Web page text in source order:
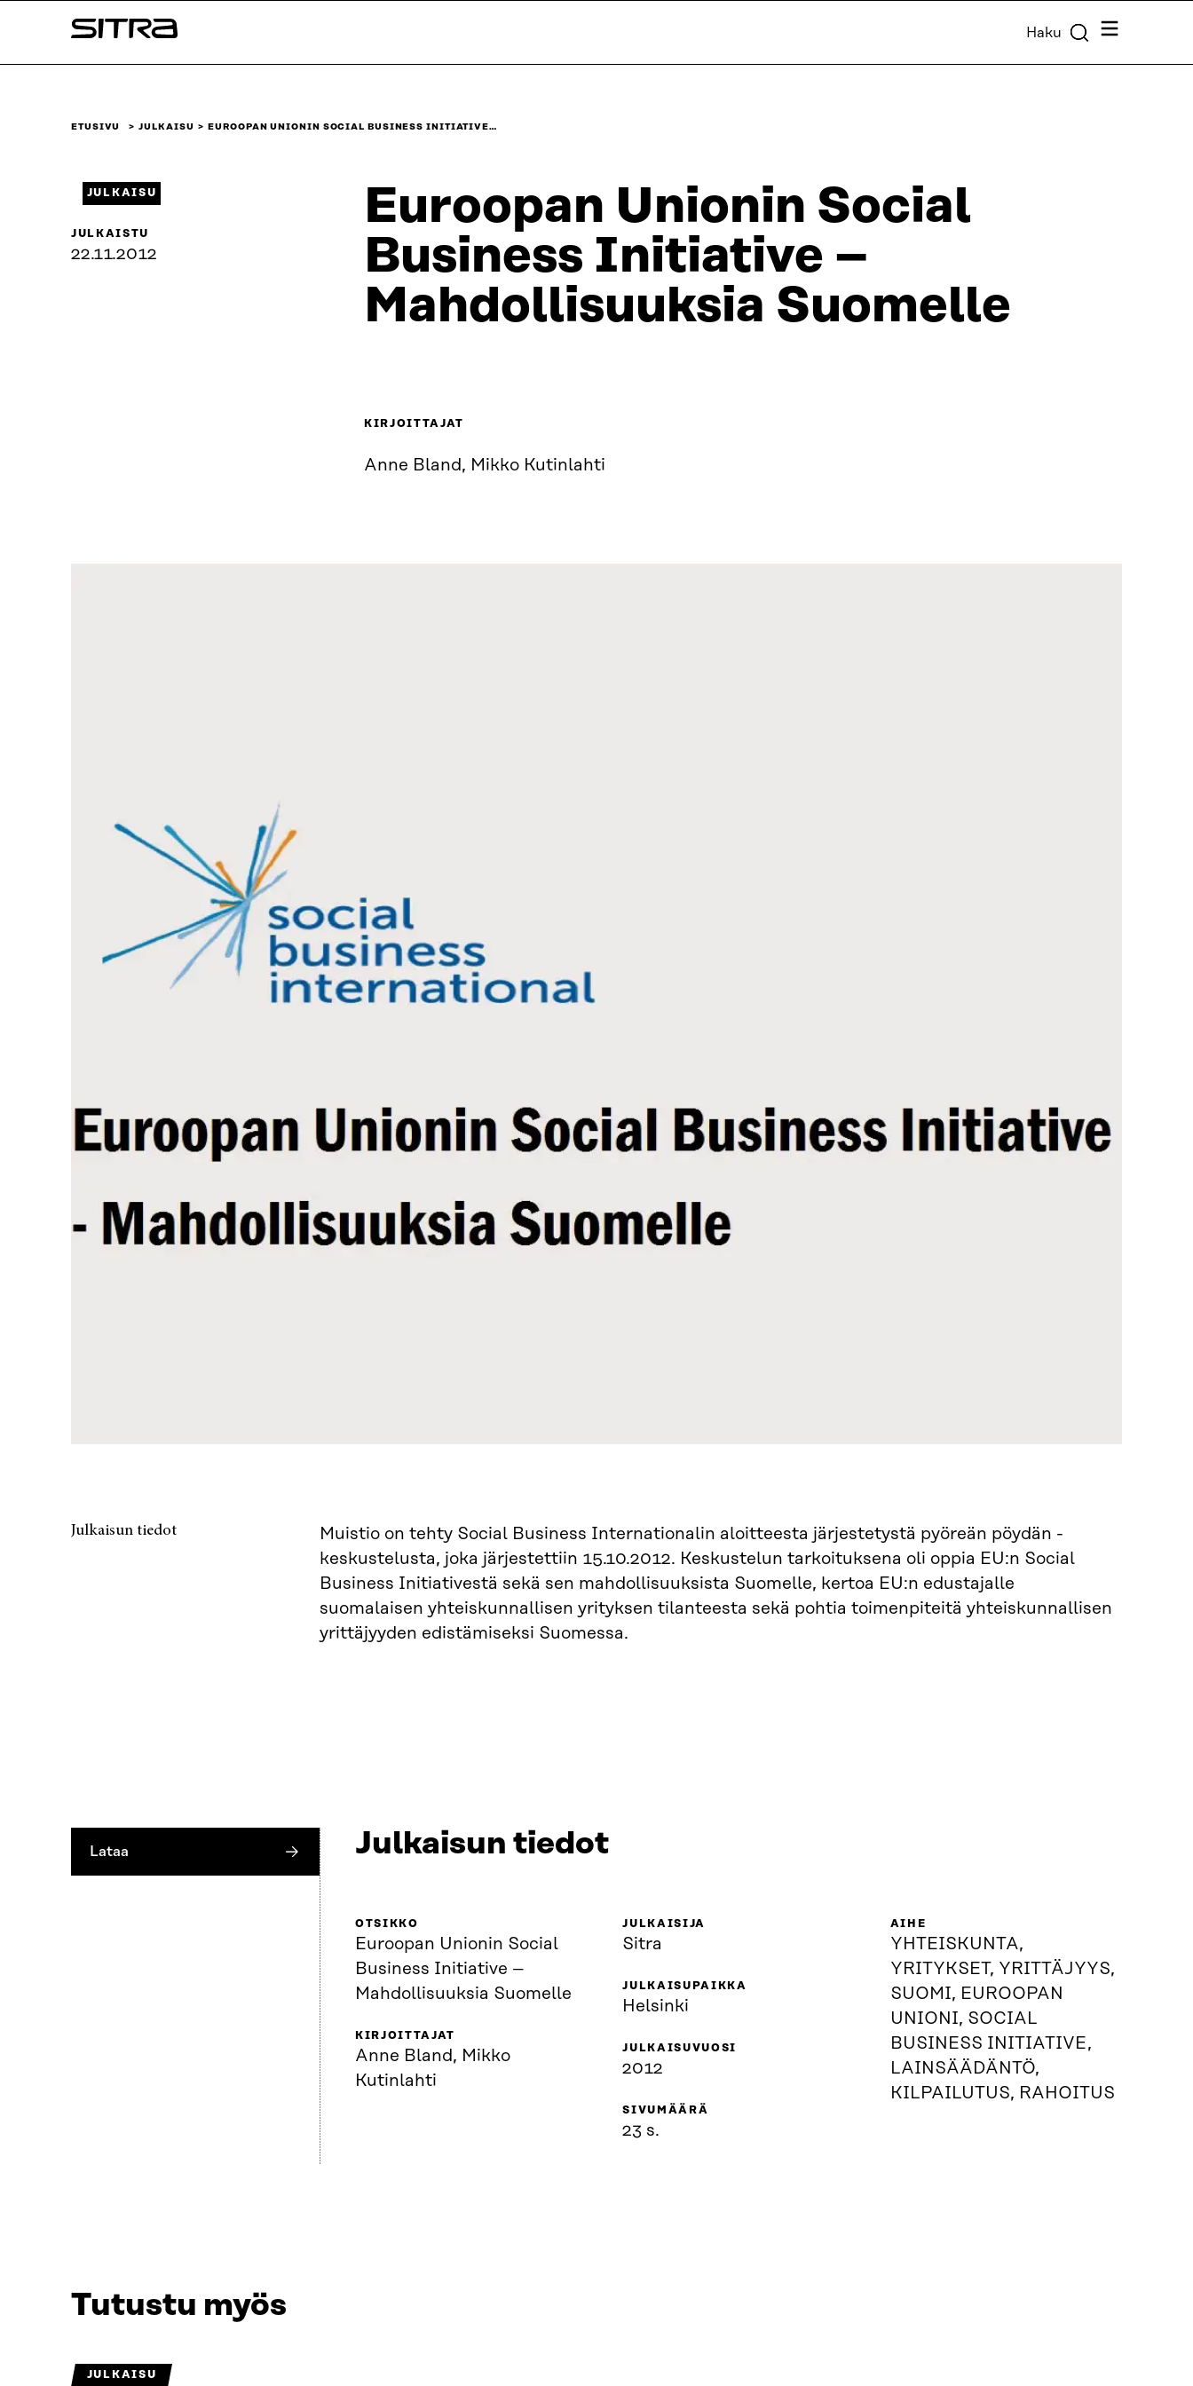
sisältöön
Sitra Haku Valikko
ETUSIVU JULKAISU EUROOPAN UNIONIN SOCIAL BUSINESS INITIATIVE…
Euroopan Unionin Social
Business Initiative –
Mahdollisuuksia Suomelle
JULKAISU
JULKAISTU
22.11.2012
KIRJOITTAJAT
Anne Bland, Mikko Kutinlahti
Julkaisun tiedot
Muistio on tehty Social Business Internationalin aloitteesta järjestetystä pyöreän pöydän -
keskustelusta, joka järjestettiin 15.10.2012. Keskustelun tarkoituksena oli oppia EU:n Social
Business Initiativestä sekä sen mahdollisuuksista Suomelle, kertoa EU:n edustajalle
suomalaisen yhteiskunnallisen yrityksen tilanteesta sekä pohtia toimenpiteitä yhteiskunnallisen
yrittäjyyden edistämiseksi Suomessa.
Lataa Julkaisun tiedot
OTSIKKO
Euroopan Unionin Social
Business Initiative –
Mahdollisuuksia Suomelle
KIRJOITTAJAT
Anne Bland, Mikko
Kutinlahti
JULKAISIJA
Sitra
JULKAISUPAIKKA
Helsinki
JULKAISUVUOSI
2012
SIVUMÄÄRÄ
23 s.
AIHE
YHTEISKUNTA,
YRITYKSET, YRITTÄJYYS,
SUOMI, EUROOPAN
UNIONI, SOCIAL
BUSINESS INITIATIVE,
LAINSÄÄDÄNTÖ,
KILPAILUTUS, RAHOITUS
Tutustu myös
JULKAISU